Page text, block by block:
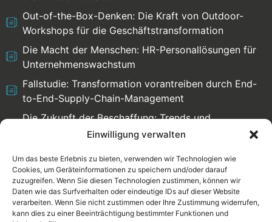
Einwilligung verwalten
Um das beste Erlebnis zu bieten, verwenden wir Technologien wie
Cookies, um Geräteinformationen zu speichern und/oder darauf
zuzugreifen. Wenn Sie diesen Technologien zustimmen, können wir
Daten wie das Surfverhalten oder eindeutige IDs auf dieser Website
verarbeiten. Wenn Sie nicht zustimmen oder Ihre Zustimmung widerrufen,
kann dies zu einer Beeinträchtigung bestimmter Funktionen und
Out-of-the-Box-Denken: Die Kraft von Outdoor-
Workshops für die Geschäftstransformation
Die Macht der Menschen: HR-Personallösungen für
Unternehmenswachstum
Fallstudie: Transformation vorantreiben durch End-
to-End-Supply-Chain-Management
Die Zukunft der Beschaffung: Trends und
Herausforderungen
Select language:
English Deutsch